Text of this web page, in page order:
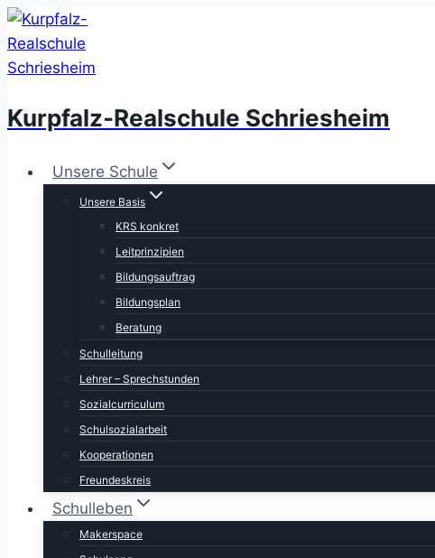
Zum
Inhalt
springen
Kurpfalz-Realschule Schriesheim
Unsere Schule
Unsere Basis
KRS konkret
Leitprinzipien
Bildungsauftrag
Bildungsplan
Beratung
Schulleitung
Lehrer – Sprechstunden
Sozialcurriculum
Schulsozialarbeit
Kooperationen
Freundeskreis
Schulleben
Makerspace